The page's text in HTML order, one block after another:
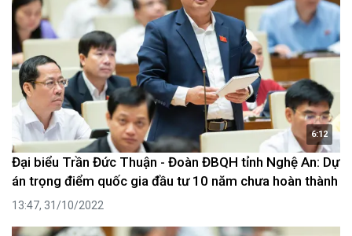
6:12
Đại biểu Trần Đức Thuận - Đoàn ĐBQH tỉnh Nghệ An: Dự
án trọng điểm quốc gia đầu tư 10 năm chưa hoàn thành
13:47, 31/10/2022